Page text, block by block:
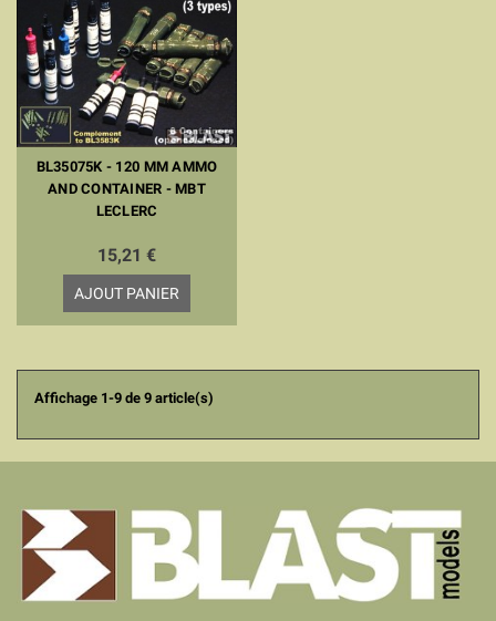
BL35075K - 120 MM AMMO
AND CONTAINER - MBT
LECLERC
15,21 €
AJOUT PANIER
Affichage 1-9 de 9 article(s)